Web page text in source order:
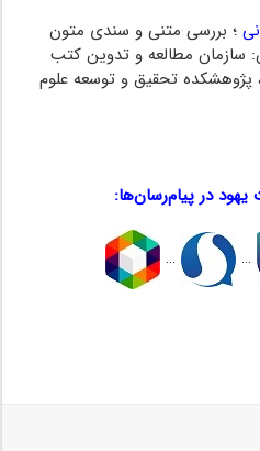
؛ بررسی متنی و سندی متون
مطالعه و تدوین کتب
پژوهشکده تحقیق و توسعه علوم
یهود در پیام‌رسان‌ها:
…
…